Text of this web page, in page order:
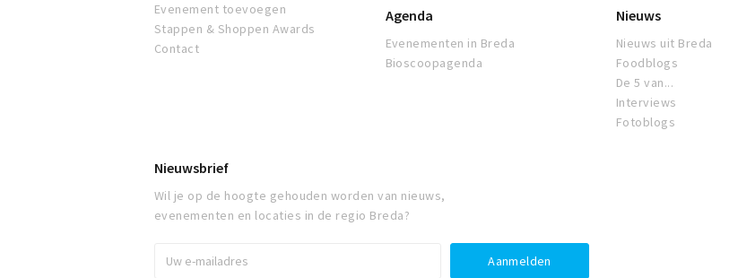
Evenement toevoegen
Stappen & Shoppen Awards
Contact
Agenda
Evenementen in Breda
Bioscoopagenda
Nieuws
Nieuws uit Breda
Foodblogs
De 5 van...
Interviews
Fotoblogs
Nieuwsbrief
Wil je op de hoogte gehouden worden van nieuws,
evenementen en locaties in de regio Breda?